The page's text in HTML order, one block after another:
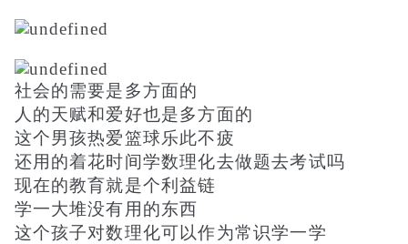
社会的需要是多方面的
人的天赋和爱好也是多方面的
这个男孩热爱篮球乐此不疲
还用的着花时间学数理化去做题去考试吗
现在的教育就是个利益链
学一大堆没有用的东西
这个孩子对数理化可以作为常识学一学